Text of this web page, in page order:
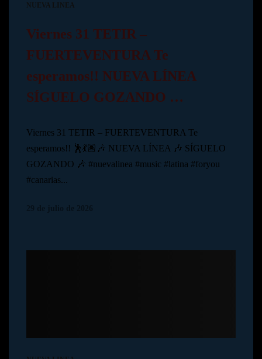
NUEVA LINEA
Viernes 31 TETIR –
FUERTEVENTURA Te
esperamos!! NUEVA LÍNEA
SÍGUELO GOZANDO …
Viernes 31 TETIR – FUERTEVENTURA Te
esperamos!! 🕺💃🏽🎶 NUEVA LÍNEA 🎶 SÍGUELO
GOZANDO 🎶 #nuevalinea #music #latina #foryou
#canarias...